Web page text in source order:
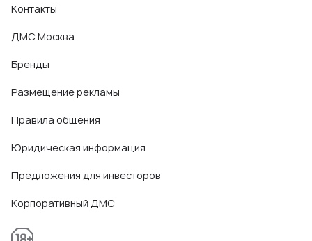
Контакты
ДМС Москва
Бренды
Размещение рекламы
Правила общения
Юридическая информация
Предложения для инвесторов
Корпоративный ДМС